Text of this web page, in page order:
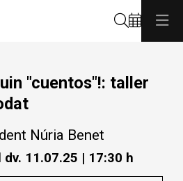
"cuentos"!: taller
Núria Benet
dv. 11.07.25 | 17:30 h